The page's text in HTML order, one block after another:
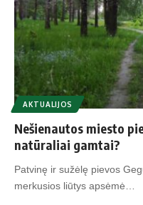
AKTUALIJOS
Nešienautos miesto
natūraliai gamtai?
Patvinę ir sužėlę pievos
merkusios liūtys apsėmė…